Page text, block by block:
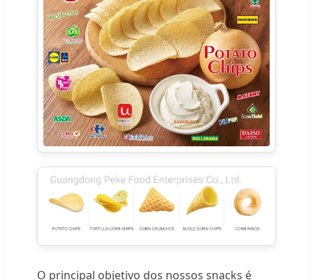
O principal objetivo dos nossos snacks é